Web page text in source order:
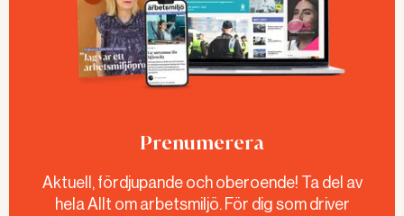
Prenumerera
Aktuell, fördjupande och oberoende! Ta del av
hela Allt om arbetsmiljö. För dig som driver